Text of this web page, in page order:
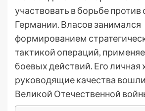
участвовать в борьбе
Германии. Власов занимался
формированием
тактикой операций,
боевых действий. Его личная
руководящие качества
Великой Отечественной